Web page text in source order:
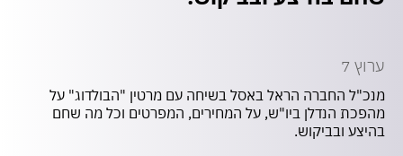
ערוץ 7
מנכ"ל החברה הראל באסל בשיחה עם מרטין "הבולדוג" על
מהפכת הנדלן ביו"ש, על המחירים, המפרטים וכל מה שחם
בהיצע ובביקוש.